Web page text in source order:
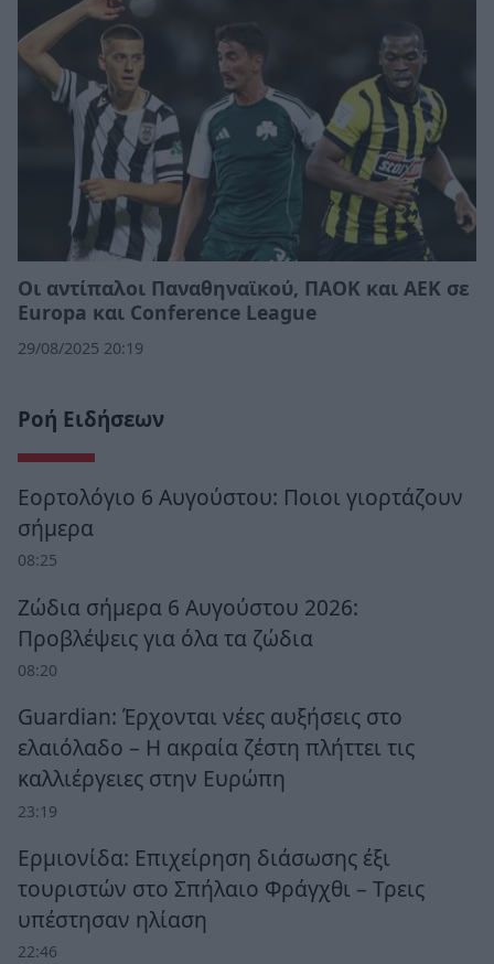
Οι αντίπαλοι Παναθηναϊκού, ΠΑΟΚ και ΑΕΚ σε
Europa και Conference League
29/08/2025 20:19
Ροή Ειδήσεων
Εορτολόγιο 6 Αυγούστου: Ποιοι γιορτάζουν
σήμερα
08:25
Ζώδια σήμερα 6 Αυγούστου 2026:
Προβλέψεις για όλα τα ζώδια
08:20
Guardian: Έρχονται νέες αυξήσεις στο
ελαιόλαδο – Η ακραία ζέστη πλήττει τις
καλλιέργειες στην Ευρώπη
23:19
Ερμιονίδα: Επιχείρηση διάσωσης έξι
τουριστών στο Σπήλαιο Φράγχθι – Τρεις
υπέστησαν ηλίαση
22:46